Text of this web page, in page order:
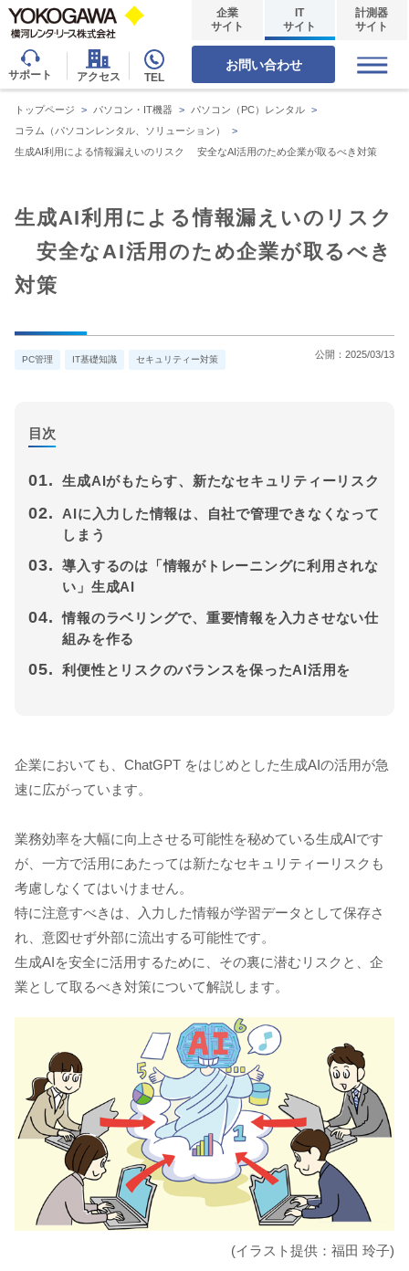
サポート アクセス TEL
企業
サイト
IT
サイト
計測器
サイト
お問い合わせ
トップページ > パソコン・IT機器 > パソコン（PC）レンタル >
コラム（パソコンレンタル、ソリューション）
>
生成AI利用による情報漏えいのリスク 安全なAI活用のため企業が取るべき対策
生成AI利用による情報漏えいのリスク
安全なAI活用のため企業が取るべき
対策
PC管理 IT基礎知識 セキュリティー対策 公開： 2025/03/13
目次
01. 生成AIがもたらす、新たなセキュリティーリスク
02.
AIに入力した情報は、自社で管理できなくなって
しまう
03.
導入するのは「情報がトレーニングに利用されな
い」生成AI
04.
情報のラベリングで、重要情報を入力させない仕
組みを作る
05. 利便性とリスクのバランスを保ったAI活用を
企業においても、ChatGPT をはじめとした生成AIの活用が急
速に広がっています。
業務効率を大幅に向上させる可能性を秘めている生成AIです
が、一方で活用にあたっては新たなセキュリティーリスクも
考慮しなくてはいけません。
特に注意すべきは、入力した情報が学習データとして保存さ
れ、意図せず外部に流出する可能性です。
生成AIを安全に活用するために、その裏に潜むリスクと、企
業として取るべき対策について解説します。
(イラスト提供：福田 玲子)